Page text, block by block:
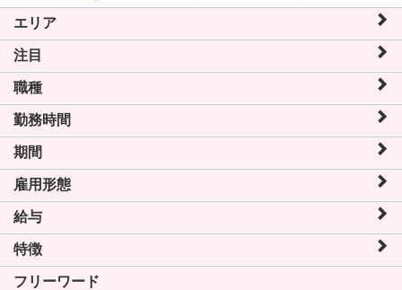
エリア
注目
職種
勤務時間
期間
雇用形態
給与
特徴
フリーワード